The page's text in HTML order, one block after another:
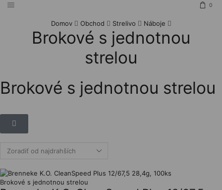
0
Domov Obchod Strelivo Náboje
Brokové s jednotnou
strelou
Brokové s jednotnou strelou
Brokové s jednotnou strelou